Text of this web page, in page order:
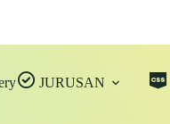
JURUSAN